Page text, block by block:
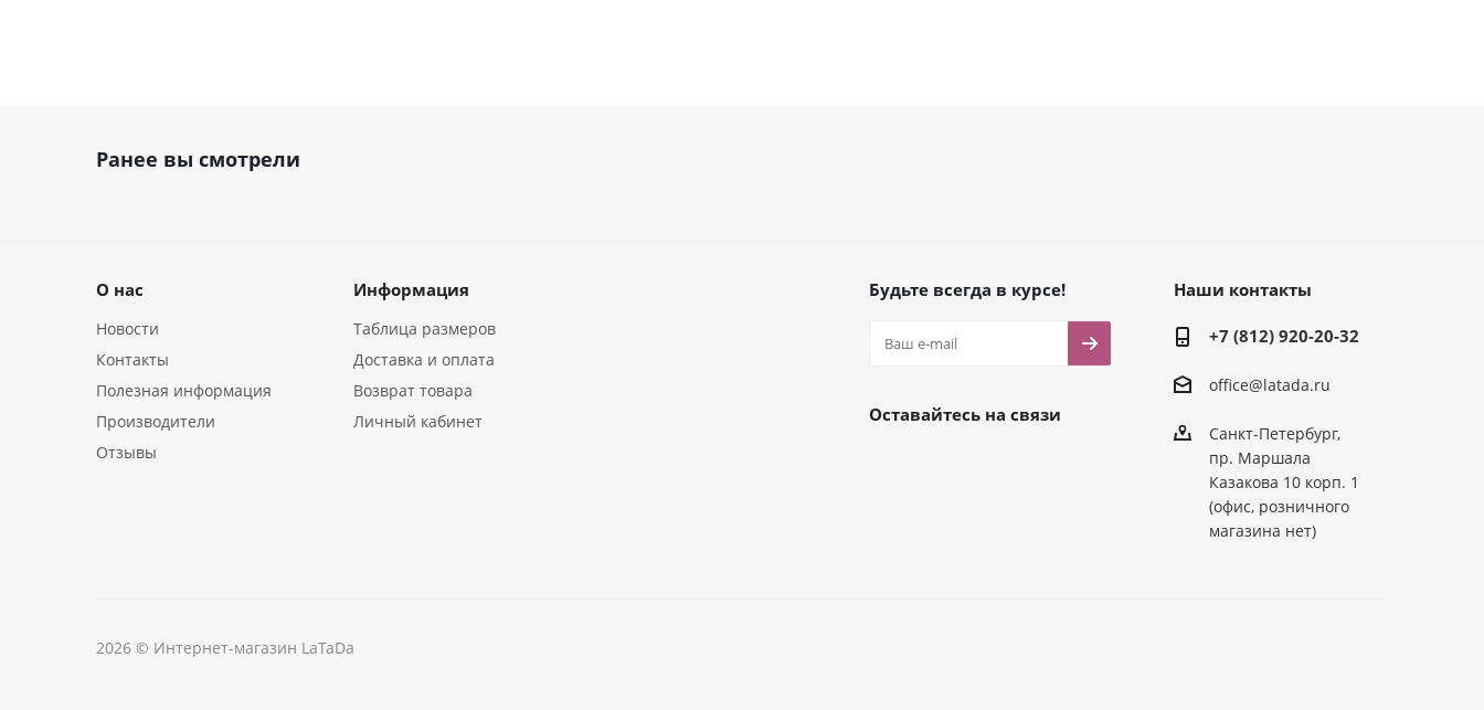
Ранее вы смотрели
О нас
Новости
Контакты
Полезная информация
Производители
Отзывы
Информация
Таблица размеров
Доставка и оплата
Возврат товара
Личный кабинет
Будьте всегда в курсе!
Оставайтесь на связи
Наши контакты
+7 (812) 920-20-32
office@latada.ru
Санкт-Петербург,
пр. Маршала
Казакова 10 корп. 1
(офис, розничного
магазина нет)
2026 © Интернет-магазин LaTaDa